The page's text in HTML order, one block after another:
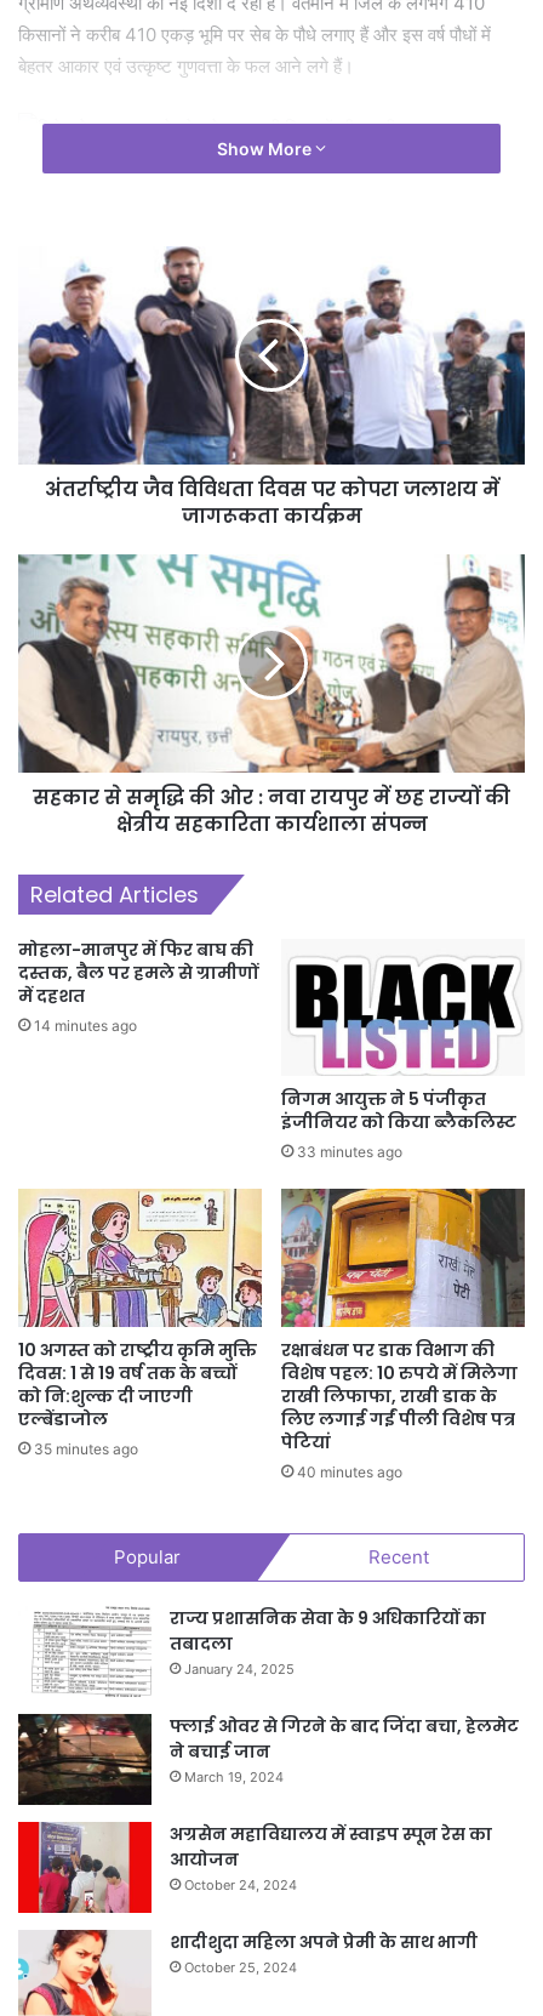
किसानों ने करीब 410 एकड़ भूमि पर सेब के पौधे लगाए हैं और इस वर्ष पौधों में
बेहतर आकार एवं उत्कृष्ट गुणवत्ता के फल आने लगे हैं।
जशपुर के किसानों का कहना है कि यहां उत्पादित सेब स्वाद और गुणवत्ता में कश्मीर
साबित हो रही है। शैला, छतौरी, करदना तथा आसपास के गांवों में बड़े पैमाने पर सेब
की खेती की जा रही है। वहीं बगीचा विकासखंड के ग्राम छिछली में भी किसानों ने
सेब उत्पादन से नई संभावनाओं के द्वार खोले हैं। फल उत्पादन को अपनाने से
किसानों के जीवन स्तर में उल्लेखनीय बदलाव आया है। अब किसान पारंपरिक खेती
के साथ बागवानी आधारित खेती से अधिक आय अर्जित कर आर्थिक रूप से मजबूत
बन रहे हैं। ग्रामीण क्षेत्रों में रोजगार और आत्मनिर्भरता के नए अवसर भी विकसित
हो रहे हैं।
जिले के लगभग 410 एकड़ क्षेत्र में सेब की खेती की जा रही है। उन्होंने कहा कि
किसान अब धान के अलावा अन्य फसलों और फलों की खेती को भी अपना रहे हैं,
जिससे उनकी आय में निरंतर वृद्धि हो रही है। उन्होंने बताया कि अधिकांश किसान
अपने एक-एक एकड़ खेत में सेब की खेती कर रहे हैं। इस प्रकार जिले के लगभग
410 किसान सीधे तौर पर सेब उत्पादन से जुड़े हुए हैं। जशपुर में सेब की सफल
खेती न केवल किसानों की आर्थिक स्थिति मजबूत कर रही है, बल्कि जिले को फल
उत्पादन के क्षेत्र में नई पहचान भी दिला रही है।
Show More
अंतर्राष्ट्रीय जैव विविधता दिवस पर कोपरा जलाशय में
जागरूकता कार्यक्रम
सहकार से समृद्धि की ओर : नवा रायपुर में छह राज्यों की
क्षेत्रीय सहकारिता कार्यशाला संपन्न
Related Articles
मोहला-मानपुर में फिर बाघ की
दस्तक, बैल पर हमले से ग्रामीणों
में दहशत
14 minutes ago
निगम आयुक्त ने 5 पंजीकृत
इंजीनियर को किया ब्लैकलिस्ट
33 minutes ago
10 अगस्त को राष्ट्रीय कृमि मुक्ति
दिवस: 1 से 19 वर्ष तक के बच्चों
को नि:शुल्क दी जाएगी
एल्बेंडाजोल
35 minutes ago
रक्षाबंधन पर डाक विभाग की
विशेष पहल: 10 रुपये में मिलेगा
राखी लिफाफा, राखी डाक के
लिए लगाई गईं पीली विशेष पत्र
पेटियां
40 minutes ago
Popular Recent
राज्य प्रशासनिक सेवा के 9 अधिकारियों का
तबादला
January 24, 2025
फ्लाई ओवर से गिरने के बाद जिंदा बचा, हेलमेट
ने बचाई जान
March 19, 2024
अग्रसेन महाविद्यालय में स्वाइप स्पून रेस का
आयोजन
October 24, 2024
शादीशुदा महिला अपने प्रेमी के साथ भागी
October 25, 2024